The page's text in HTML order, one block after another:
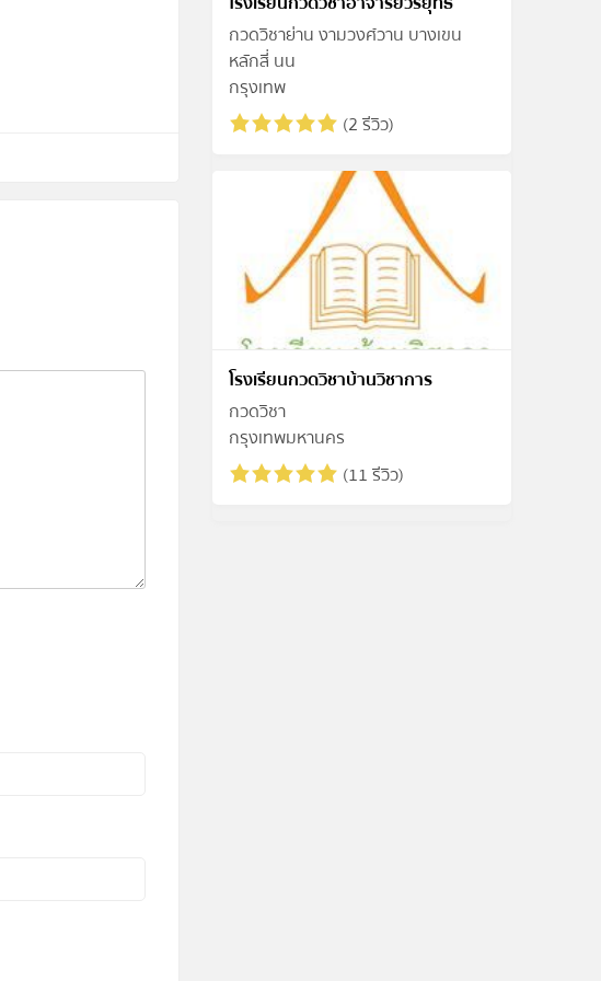
กวดวิชาย่าน งามวงศ์วาน บางเขน
หลักสี่ นน
กรุงเทพ
(2 รีวิว)
โรงเรียนกวดวิชาบ้านวิชาการ
กวดวิชา
กรุงเทพมหานคร
(11 รีวิว)